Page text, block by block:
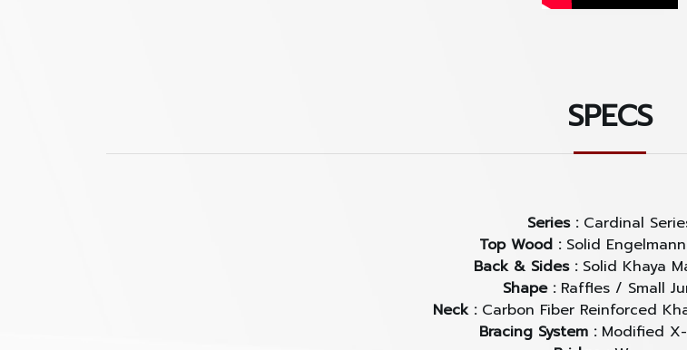
SPECS
Series : Cardinal
Top Wood : Solid
Back & Sides : Solid Khaya
Shape : Raffles / Small
Neck : Carbon Fiber Reinforced
Bracing System : Modified